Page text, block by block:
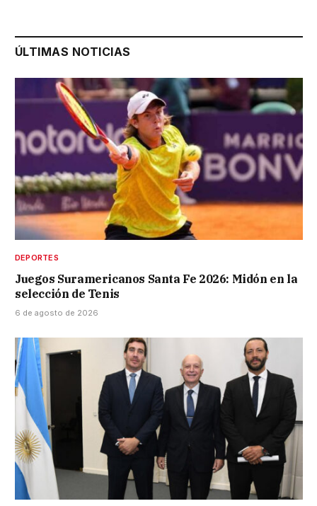
ÚLTIMAS NOTICIAS
DEPORTES
Juegos Suramericanos Santa Fe 2026: Midón en la
selección de Tenis
6 de agosto de 2026